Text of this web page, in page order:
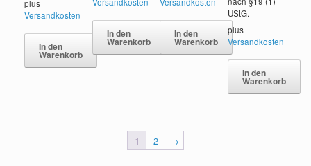
plus
Versandkosten
In den
Warenkorb
In den
Warenkorb
In den
Warenkorb
UStG.
plus
Versandkosten
In den
Warenkorb
1 2 →